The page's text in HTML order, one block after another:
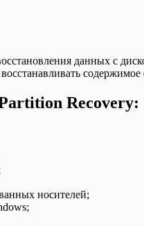
данных с
Recovery:
носителей;